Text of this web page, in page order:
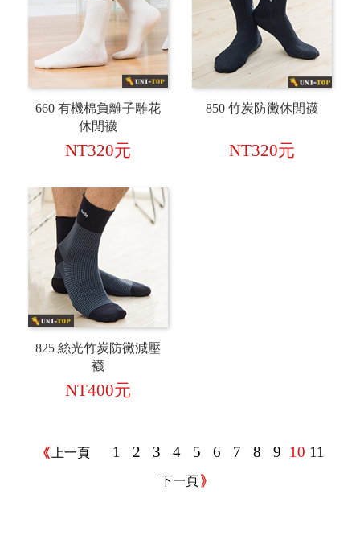
660 有機棉負離子雕花
休閒襪
NT320元
850 竹炭防黴休閒襪
NT320元
825 絲光竹炭防黴減壓
襪
NT400元
上一頁 1 2 3 4 5 6 7 8 9 10 11
下一頁